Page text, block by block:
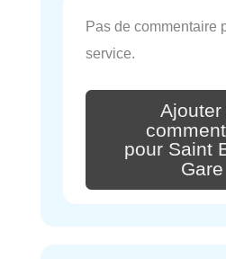
Pas de commentaire
service.
Ajouter
pour Saint
Gare